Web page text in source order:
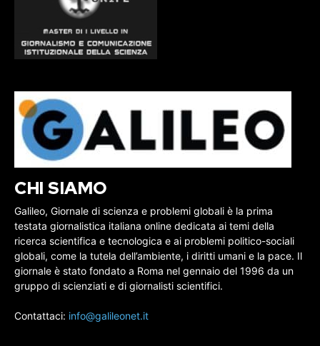
CHI SIAMO
Galileo, Giornale di scienza e problemi globali è la prima
testata giornalistica italiana online dedicata ai temi della
ricerca scientifica e tecnologica e ai problemi politico-sociali
globali, come la tutela dell’ambiente, i diritti umani e la pace. Il
giornale è stato fondato a Roma nel gennaio del 1996 da un
gruppo di scienziati e di giornalisti scientifici.
Contattaci: info@galileonet.it